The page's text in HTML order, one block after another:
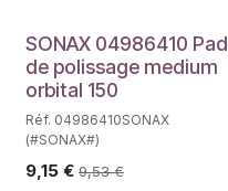
SONAX 04986410 Pad
de polissage medium
orbital 150
Réf. 04986410SONAX
(#SONAX#)
9,15 € 9,53€